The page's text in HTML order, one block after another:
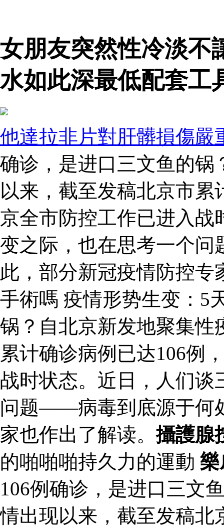
女朋友突然性冷淡不
水如此深最低配套工
他達拉非片對肝髒損傷嚴
确诊，是进口三文鱼的锅
以来，截至发稿北京市累
京全市防控工作已进入战
变之际，也在思考一个
此，部分新冠疫情防控
手術嗎 疫情形势生变：5
锅？自北京新发地聚集性
累计确诊病例已达106例
战时状态。近日，人们谈
问题——病毒到底源于何
家也作出了解读。攝護腺
的啪啪啪持久力的運動
106例确诊，是进口三文
情出现以来，截至发稿北